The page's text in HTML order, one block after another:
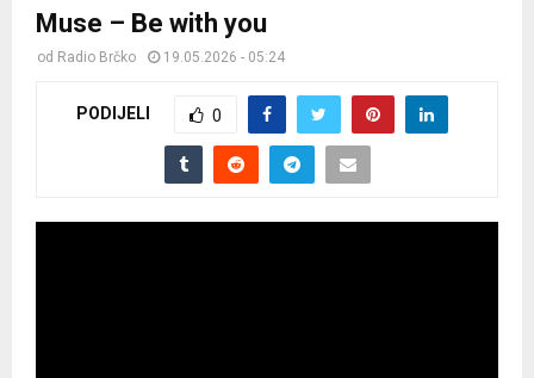
Muse – Be with you
od Radio Brčko 19.05.2026 - 05:24
PODIJELI 0